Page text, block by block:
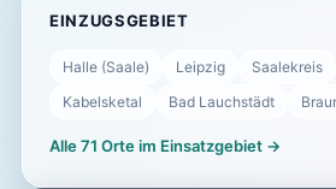
EINZUGSGEBIET
Halle (Saale) Leipzig Saalekreis
Kabelsketal
Bad Lauchstädt
Alle 71 Orte im Einsatzgebiet →